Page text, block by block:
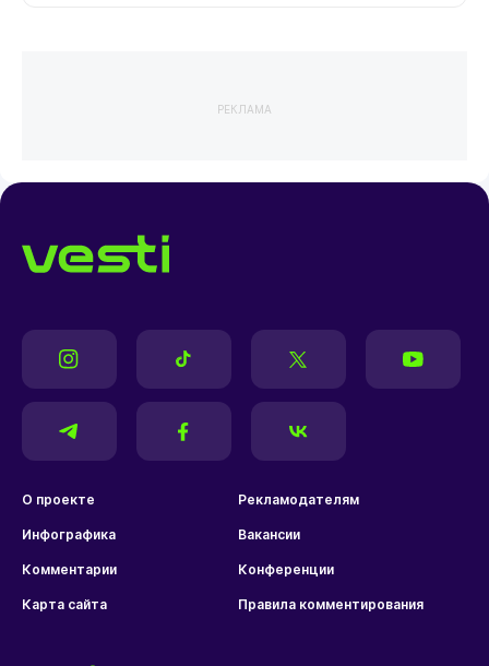
РЕКЛАМА
О проекте Рекламодателям
Инфографика Вакансии
Комментарии Конференции
Карта сайта Правила комментирования